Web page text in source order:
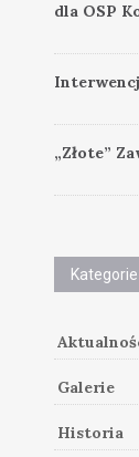
dla OSP
„Złote”
Kategorie
Galerie
Historia